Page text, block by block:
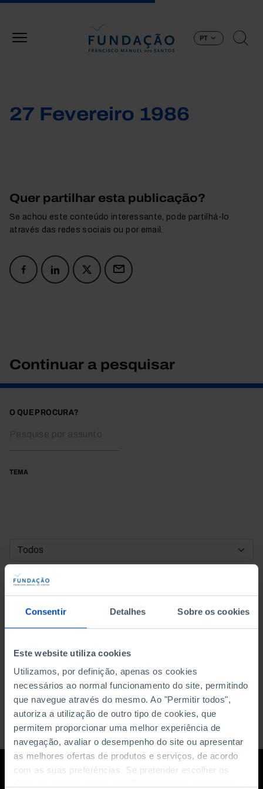
Consentir Detalhes Sobre os cookies
Este website utiliza cookies
Utilizamos, por definição, apenas os cookies
necessários ao normal funcionamento do site, permitindo
que navegue através do mesmo. Ao "Permitir todos",
autoriza a utilização de outro tipo de cookies, que
permitem proporcionar uma melhor experiência de
navegação, avaliar o desempenho do site ou apresentar
as melhores ofertas de produtos e serviços, de acordo
com as suas preferências. Se pretender escolher os
PT
27 Fevereiro 1986
Quer partilhar esta publicação?
Se achou este conteúdo interessante, pode partilhá-lo
através das redes sociais ou por email.
Continuar a pesquisar
O QUE PROCURA?
TEMA
DATA DE INÍCIO
DATA DE FIM